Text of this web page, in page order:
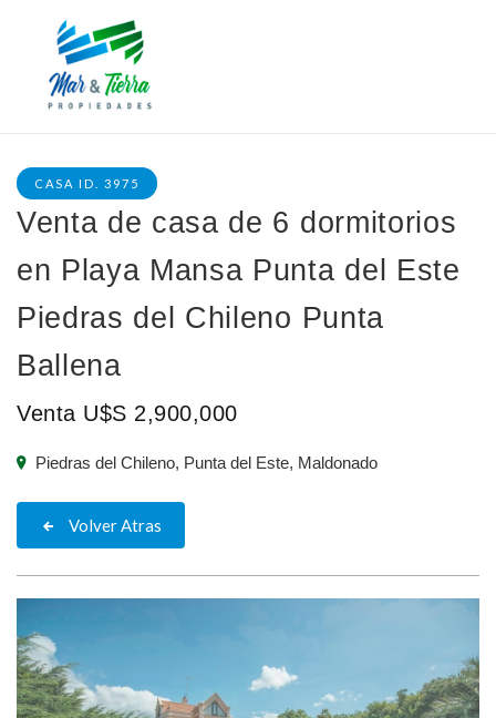
CASA ID. 3975
Venta de casa de 6 dormitorios
en Playa Mansa Punta del Este
Piedras del Chileno Punta
Ballena
Venta U$S 2,900,000
Piedras del Chileno, Punta del Este, Maldonado
Volver Atras